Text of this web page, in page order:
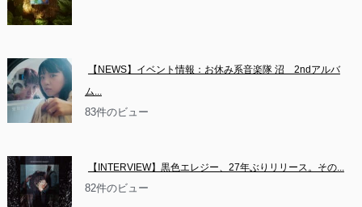
【NEWS】イベント情報：お休み系音楽隊 沼　2ndアルバ
ム...
83件のビュー
【INTERVIEW】黒色エレジー、27年ぶりリリース。その...
82件のビュー